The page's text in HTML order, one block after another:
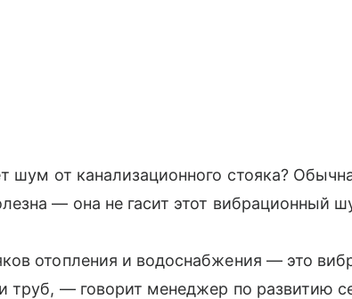
шум от канализационного стояка?
— она не гасит этот вибрационный
отопления и водоснабжения — это
труб, — говорит менеджер по развитию